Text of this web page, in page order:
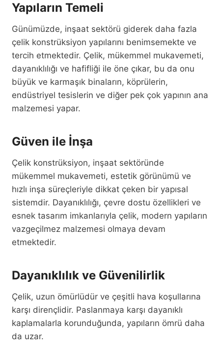
Yapıların Temeli
Günümüzde, inşaat sektörü giderek daha fazla
çelik konstrüksiyon yapılarını benimsemekte ve
tercih etmektedir. Çelik, mükemmel mukavemeti,
dayanıklılığı ve hafifliği ile öne çıkar, bu da onu
büyük ve karmaşık binaların, köprülerin,
endüstriyel tesislerin ve diğer pek çok yapının ana
malzemesi yapar.
Güven ile İnşa
Çelik konstrüksiyon, inşaat sektöründe
mükemmel mukavemeti, estetik görünümü ve
hızlı inşa süreçleriyle dikkat çeken bir yapısal
sistemdir. Dayanıklılığı, çevre dostu özellikleri ve
esnek tasarım imkanlarıyla çelik, modern yapıların
vazgeçilmez malzemesi olmaya devam
etmektedir.
Dayanıklılık ve Güvenilirlik
Çelik, uzun ömürlüdür ve çeşitli hava koşullarına
karşı dirençlidir. Paslanmaya karşı dayanıklı
kaplamalarla korunduğunda, yapıların ömrü daha
da uzar.